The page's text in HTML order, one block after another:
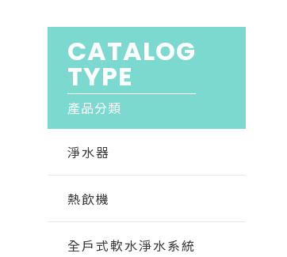
CATALOG
TYPE
產品分類
淨水器
熱飲機
全戶式軟水淨水系統